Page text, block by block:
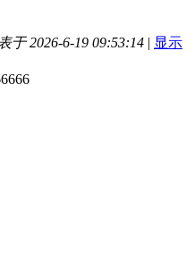
于 2026-6-19 09:53:14 | 显示